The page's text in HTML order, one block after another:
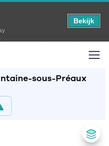
Bekijk
sous-Préaux